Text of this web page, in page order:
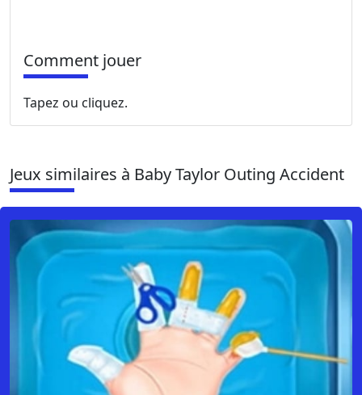
Comment jouer
Tapez ou cliquez.
Jeux similaires à Baby Taylor Outing Accident